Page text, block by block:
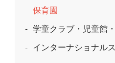
保育園
学童クラブ・児童館
インターナショナル